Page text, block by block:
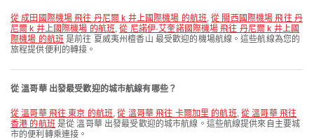
從 成田國際機場 飛往 丹尼爾 k 井上國際機場 的航班,從 關西國際機場 飛往 丹
尼爾 k 井上國際機場 的航班,從 尼諾伊·艾奎諾國際機場 飛往 丹尼爾 k 井上國
際機場 的航班 是前往 夏威夷州檀香山 最受歡迎的機場航線。這些航線為您的
旅程提供便利的轉接。
從 溫哥華 出發最受歡迎的城市航線有哪些？
從 溫哥華 飛往 東京 的航班,從 溫哥華 飛往 卡爾加里 的航班,從 溫哥華 飛往
香港 的航班 是從 溫哥華 出發最受歡迎的城市航線。這些航線提供來自主要城
市的便利轉乘連接。